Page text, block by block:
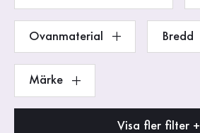
Ovanmaterial Bredd
Märke
Visa fler filter +